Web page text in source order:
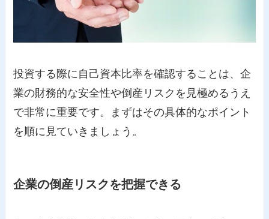
投資する際に自己資本比率を確認することは、企
業の財務的な安全性や倒産リスクを見極めるうえ
で非常に重要です。まずはその具体的なポイント
を順に見ていきましょう。
企業の倒産リスクを把握できる